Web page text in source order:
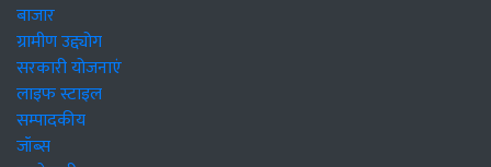
बाजार
ग्रामीण उद्द्योग
सरकारी योजनाएं
लाइफ स्टाइल
सम्पादकीय
जॉब्स